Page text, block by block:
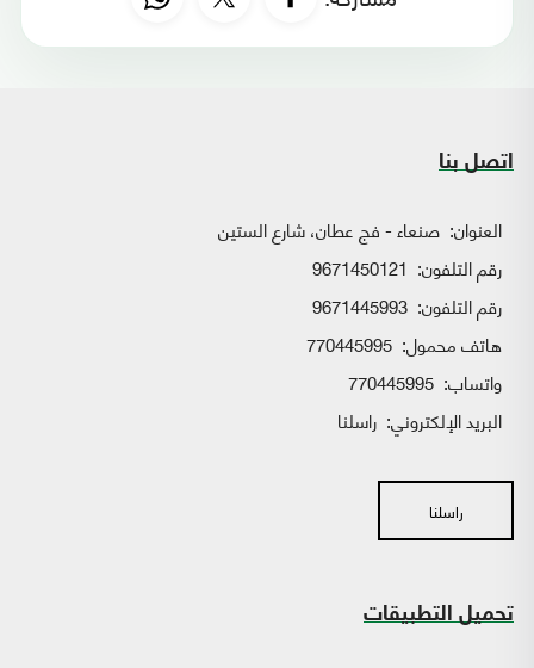
اتصل بنا
العنوان: صنعاء - فج عطان، شارع الستين
رقم التلفون: 9671450121
رقم التلفون: 9671445993
هاتف محمول: 770445995
واتساب:
البريد الإلكتروني: راسلنا
راسلنا
تحميل التطبيقات